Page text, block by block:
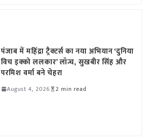
पंजाब में महिंद्रा ट्रैक्टर्स का नया अभियान ‘दुनिया
विच इक्को ललकार’ लॉन्च, सुखबीर सिंह और
परमिश वर्मा बने चेहरा
August 4, 2026 2 min read